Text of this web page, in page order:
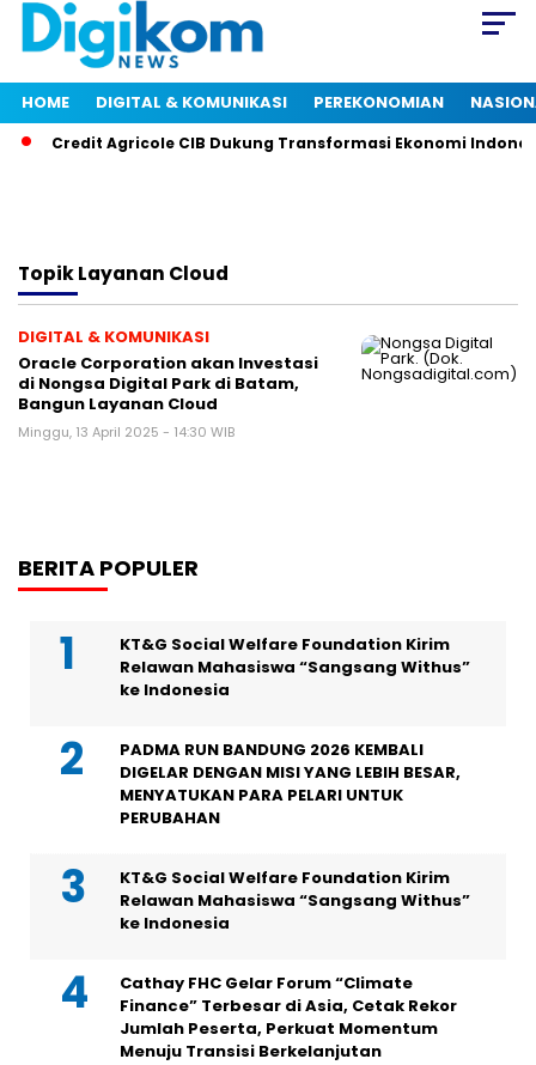
HOME DIGITAL & KOMUNIKASI PEREKONOMIAN
Credit Agricole CIB Dukung Transformasi Ekonomi
TopikLayanan Cloud
DIGITAL & KOMUNIKASI
Oracle Corporation akan Investasi
di Nongsa Digital Park di Batam,
Bangun Layanan Cloud
Minggu, 13 April 2025 - 14:30 WIB
BERITA POPULER
KT&G Social Welfare Foundation Kirim
Relawan Mahasiswa “Sangsang Withus”
ke Indonesia
PADMA RUN BANDUNG 2026 KEMBALI
DIGELAR DENGAN MISI YANG LEBIH BESAR,
MENYATUKAN PARA PELARI UNTUK
PERUBAHAN
KT&G Social Welfare Foundation Kirim
Relawan Mahasiswa “Sangsang Withus”
ke Indonesia
Cathay FHC Gelar Forum “Climate
Finance” Terbesar di Asia, Cetak Rekor
Jumlah Peserta, Perkuat Momentum
Menuju Transisi Berkelanjutan